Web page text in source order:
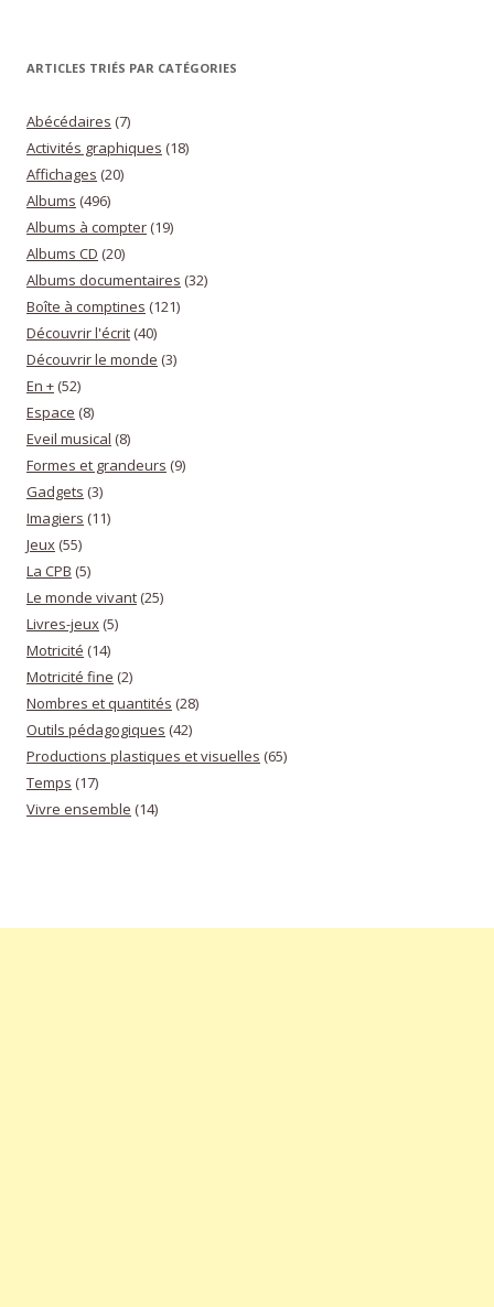
ARTICLES TRIÉS PAR CATÉGORIES
Abécédaires (7)
Activités graphiques (18)
Affichages (20)
Albums (496)
Albums à compter (19)
Albums CD (20)
Albums documentaires (32)
Boîte à comptines (121)
Découvrir l'écrit (40)
Découvrir le monde (3)
En + (52)
Espace (8)
Eveil musical (8)
Formes et grandeurs (9)
Gadgets (3)
Imagiers (11)
Jeux (55)
La CPB (5)
Le monde vivant (25)
Livres-jeux (5)
Motricité (14)
Motricité fine (2)
Nombres et quantités (28)
Outils pédagogiques (42)
Productions plastiques et visuelles (65)
Temps (17)
Vivre ensemble (14)